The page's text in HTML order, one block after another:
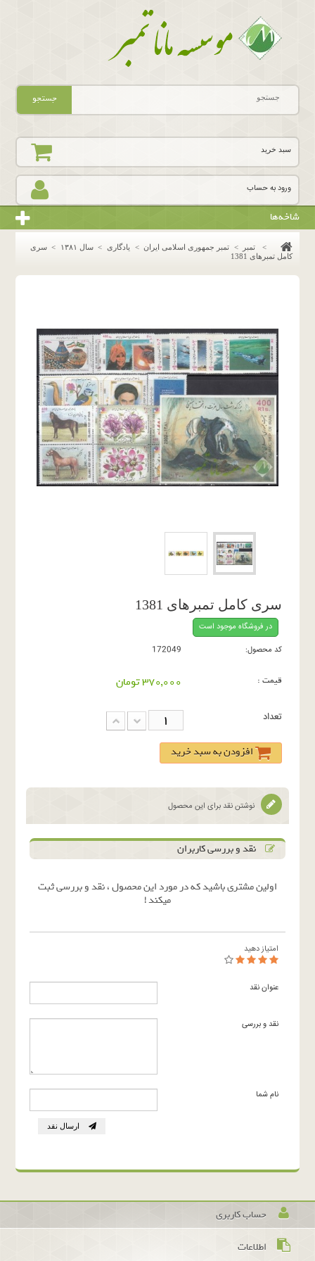
ورود به حساب
سبد خرید
جستجو
شاخه‌ها
> تمبر > تمبر جمهوری اسلامی ایران > یادگاری > سال ١٣٨١ > سری
کامل تمبرهای 1381
سری کامل تمبرهای 1381
در فروشگاه موجود است
کد محصول:
172049
قیمت : 370,000 تومان
تعداد
افزودن به سبد خرید
نوشتن نقد برای این محصول
نقد و بررسی کاربران
اولین مشتری باشید که در مورد این محصول ، نقد و بررسی ثبت
میکند !
امتیاز دهید
عنوان نقد
نقد و بررسی
نام شما
ارسال نقد
حساب کاربری
اطلاعات